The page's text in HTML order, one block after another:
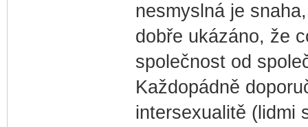
nesmyslná je
dobře ukázáno, že
společnost od
Každopádně
intersexualitě (lidmi